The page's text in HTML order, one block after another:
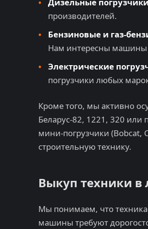
производителей.
Бензиновые и газ-
Нам интересны машины
Электрические
погрузчики любых
Кроме того, мы активно
Беларус-82, 1221, 320
мини-погрузчики (Bobcat,
строительную технику.
Выкуп техники в
Мы понимаем, что
машины требуют